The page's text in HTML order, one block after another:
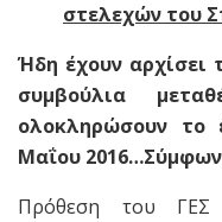
στελεχών του
Ήδη έχουν αρχίσει
συμβούλια
ολοκληρώσουν το
Μαΐου
Πρόθεση του ΓΕΣ